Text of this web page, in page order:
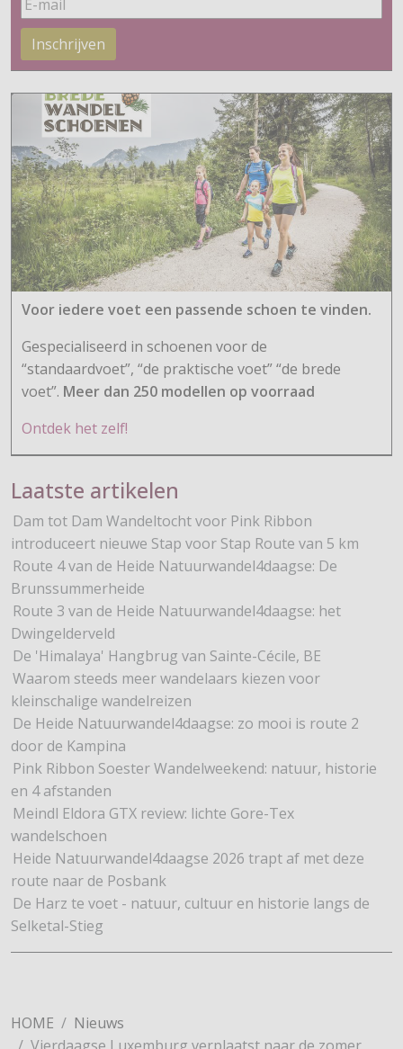
Inschrijven
Voor iedere voet een passende schoen te vinden.
Gespecialiseerd in schoenen voor de
“standaardvoet”, “de praktische voet” “de brede
voet”. Meer dan 250 modellen op voorraad
Ontdek het zelf!
Laatste artikelen
Dam tot Dam Wandeltocht voor Pink Ribbon
introduceert nieuwe Stap voor Stap Route van 5 km
Route 4 van de Heide Natuurwandel4daagse: De
Brunssummerheide
Route 3 van de Heide Natuurwandel4daagse: het
Dwingelderveld
De 'Himalaya' Hangbrug van Sainte-Cécile, BE
Waarom steeds meer wandelaars kiezen voor
kleinschalige wandelreizen
De Heide Natuurwandel4daagse: zo mooi is route 2
door de Kampina
Pink Ribbon Soester Wandelweekend: natuur, historie
en 4 afstanden
Meindl Eldora GTX review: lichte Gore-Tex
wandelschoen
Heide Natuurwandel4daagse 2026 trapt af met deze
route naar de Posbank
De Harz te voet - natuur, cultuur en historie langs de
Selketal-Stieg
HOME
Nieuws
Vierdaagse Luxemburg verplaatst naar de zomer